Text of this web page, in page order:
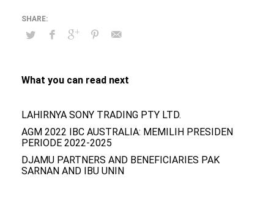
What you can read next
LAHIRNYA SONY TRADING PTY LTD.
AGM 2022 IBC AUSTRALIA: MEMILIH PRESIDEN
PERIODE 2022-2025
DJAMU PARTNERS AND BENEFICIARIES PAK
SARNAN AND IBU UNIN